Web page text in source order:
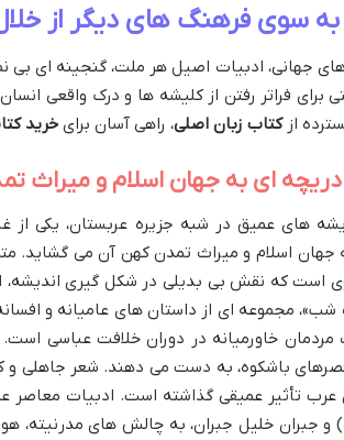
سوی فرهنگ های دیگر از
جهانی، ادبیات اصیل هر ملت، گنجینه ای بی
برای فراتر رفتن از کلیشه ها و درک واقعی
ازکتاب زبان اصلی، راهی آسان برایخرید
دریچه ای به جهان اسلام و میراث
های عمیق در شبه جزیره عربستان، یکی از
اسلام و میراث تمدن کهن آن می گشاید.
است که نقش بی بدیلی در شکل گیری
مجموعه ای از داستان های عامیانه و
مردمان خاورمیانه در دوران خلافت عباسی است.
قصرهای باشکوه، به دست می دهند. شعر جاهلی و
عرب تأثیر عمیقی گذاشته است. ادبیات معاصر
و جبران خلیل جبران، به چالش های